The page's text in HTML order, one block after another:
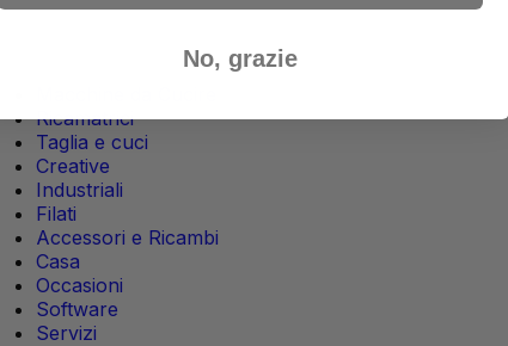
Ricamatrici
Taglia e cuci
Creative
Industriali
Filati
Accessori e Ricambi
Casa
Occasioni
Software
Servizi
No, grazie